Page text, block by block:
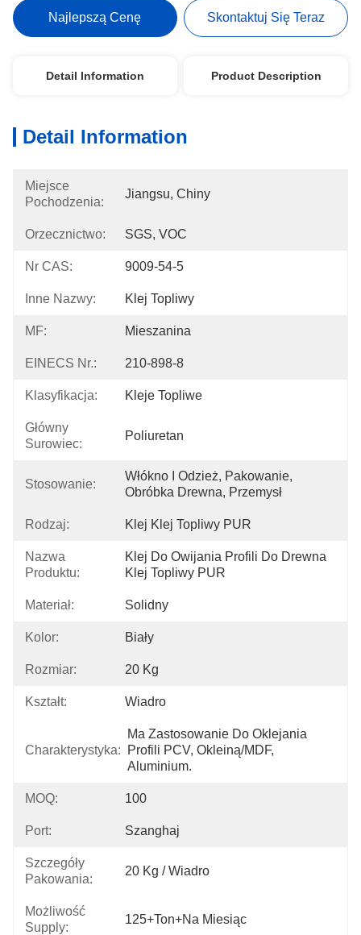
Najlepszą Cenę Skontaktuj Się Teraz
Detail Information Product Description
Detail Information
Miejsce
Pochodzenia:
Jiangsu, Chiny
Orzecznictwo: SGS, VOC
Nr CAS: 9009-54-5
Inne Nazwy: Klej Topliwy
MF: Mieszanina
EINECS Nr.: 210-898-8
Klasyfikacja: Kleje Topliwe
Główny
Surowiec:
Poliuretan
Stosowanie:
Włókno I Odzież, Pakowanie,
Obróbka Drewna, Przemysł
Rodzaj: Klej Klej Topliwy PUR
Nazwa
Produktu:
Klej Do Owijania Profili Do Drewna
Klej Topliwy PUR
Materiał: Solidny
Kolor: Biały
Rozmiar: 20 Kg
Kształt: Wiadro
Charakterystyka:
Ma Zastosowanie Do Oklejania
Profili PCV, Okleiną/MDF,
Aluminium.
MOQ: 100
Port: Szanghaj
Szczegóły
Pakowania:
20 Kg / Wiadro
Możliwość
Supply:
125+Ton+na Miesiąc